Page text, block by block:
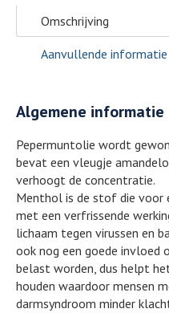
Omschrijving
Aanvullende informatie
Algemene informatie
Pepermuntolie wordt
bevat een vleugje
verhoogt de concentratie.
Menthol is de stof die voor
met een verfrissende
lichaam tegen virussen en
ook nog een goede invloed
belast worden, dus helpt
houden waardoor mensen
darmsyndroom minder